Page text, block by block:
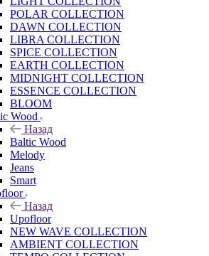
POLAR COLLECTION
DAWN COLLECTION
LIBRA COLLECTION
SPICE COLLECTION
EARTH COLLECTION
MIDNIGHT COLLECTION
ESSENCE COLLECTION
BLOOM
Wood
Назад
Baltic Wood
Melody
Jeans
Smart
Назад
Upofloor
NEW WAVE COLLECTION
AMBIENT COLLECTION